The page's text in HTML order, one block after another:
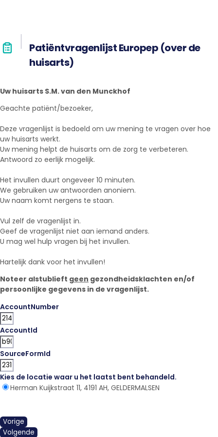
Patiëntvragenlijst Europep (over de
huisarts)
Uw huisarts S.M. van den Munckhof
Geachte patiënt/bezoeker,
Deze vragenlijst is bedoeld om uw mening te vragen over hoe
uw huisarts werkt.
Uw mening helpt de huisarts om de zorg te verbeteren.
Antwoord zo eerlijk mogelijk.
Het invullen duurt ongeveer 10 minuten.
We gebruiken uw antwoorden anoniem.
Uw naam komt nergens te staan.
Vul zelf de vragenlijst in.
Geef de vragenlijst niet aan iemand anders.
U mag wel hulp vragen bij het invullen.
Hartelijk dank voor het invullen!
Noteer alstublieft geen gezondheidsklachten en/of
persoonlijke gegevens in de vragenlijst.
AccountNumber
AccountId
SourceFormId
Kies de locatie waar u het laatst bent behandeld.
Herman Kuijkstraat 11, 4191 AH, GELDERMALSEN
Vorige
Volgende